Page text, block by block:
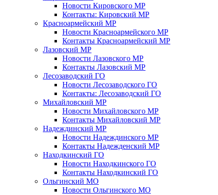
Новости Кировского МР
Контакты: Кировский МР
Красноармейский МР
Новости Красноармейского МР
Контакты Красноармейский МР
Лазовский МР
Новости Лазовского МР
Контакты Лазовский МР
Лесозаводский ГО
Новости Лесозаводского ГО
Контакты: Лесозаводский ГО
Михайловский МР
Новости Михайловского МР
Контакты Михайловский МР
Надеждинский МР
Новости Надеждинского МР
Контакты Надежденский МР
Находкинский ГО
Новости Находкинского ГО
Контакты Находкинский ГО
Ольгинский МО
Новости Ольгинского МО